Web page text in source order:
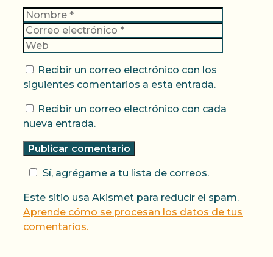
Nombre
Recibir un correo electrónico con los
siguientes comentarios a esta entrada.
Recibir un correo electrónico con cada
nueva entrada.
Sí, agrégame a tu lista de correos.
Este sitio usa Akismet para reducir el spam.
Aprende cómo se procesan los datos de tus
comentarios.